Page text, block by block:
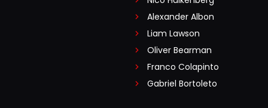
Alexander Albon
Liam Lawson
Oliver Bearman
Franco Colapinto
Gabriel Bortoleto